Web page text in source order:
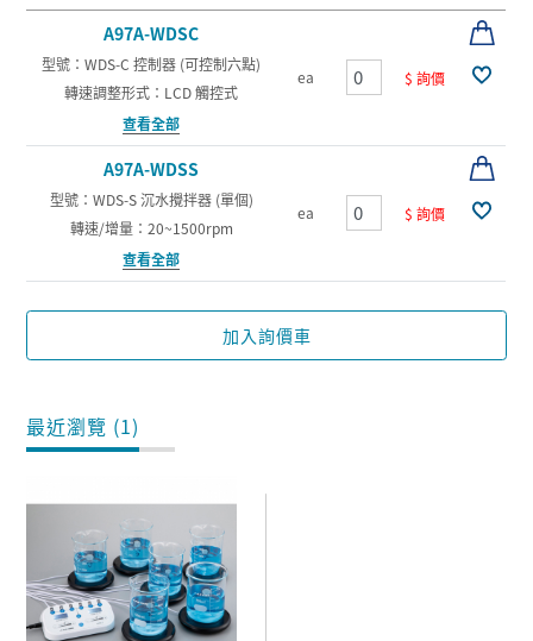
A97A-WDSC
型號：WDS-C 控制器 (可控制六點)
轉速調整形式：LCD 觸控式
查看全部
ea $ 詢價
A97A-WDSS
型號：WDS-S 沉水攪拌器 (單個)
轉速/增量：20~1500rpm
查看全部
ea $ 詢價
加入詢價車
最近瀏覽 (1)